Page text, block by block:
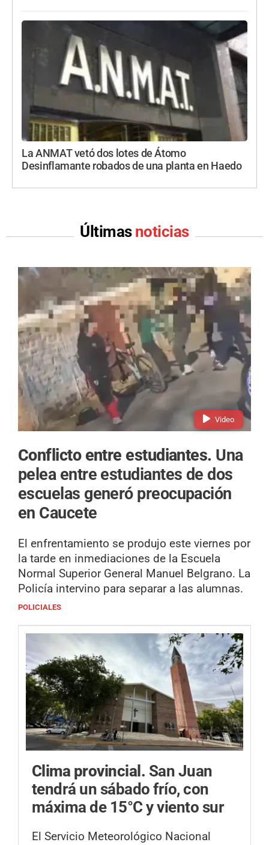
La ANMAT vetó dos lotes de Átomo
Desinflamante robados de una planta en Haedo
Últimas noticias
Video
Conflicto entre estudiantes. Una
pelea entre estudiantes de dos
escuelas generó preocupación
en Caucete
El enfrentamiento se produjo este viernes por
la tarde en inmediaciones de la Escuela
Normal Superior General Manuel Belgrano. La
Policía intervino para separar a las alumnas.
POLICIALES
Clima provincial. San Juan
tendrá un sábado frío, con
máxima de 15°C y viento sur
El Servicio Meteorológico Nacional